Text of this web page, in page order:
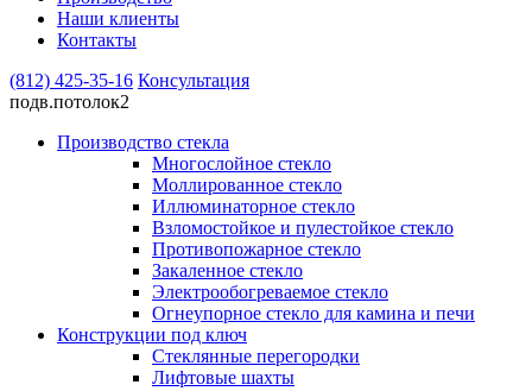
Наши клиенты
Контакты
(812) 425-35-16 Консультация
подв.потолок2
Производство стекла
Многослойное стекло
Моллированное стекло
Иллюминаторное стекло
Взломостойкое и пулестойкое стекло
Противопожарное стекло
Закаленное стекло
Электрообогреваемое стекло
Огнеупорное стекло для камина и печи
Конструкции под ключ
Стеклянные перегородки
Лифтовые шахты